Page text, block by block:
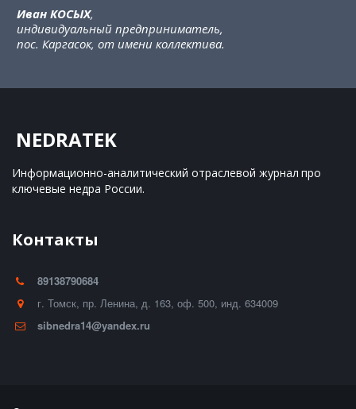
Иван КОСЫХ,
индивидуальный предприниматель,
пос. Каргасок, от имени коллектива.
NEDRATEK
Информационно-аналитический отраслевой журнал про
ключевые недра России.
Контакты
89138790684
г. Томск, пр. Ленина, д. 163, оф. 500, инд. 634009
sibnedra14@yandex.ru